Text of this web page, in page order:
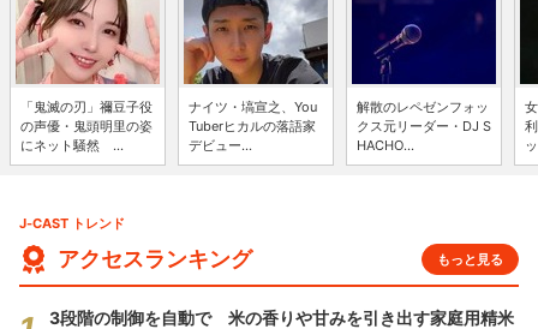
「鬼滅の刃」禰豆子役
の声優・鬼頭明里の姿
にネット騒然 ...
ナイツ・塙宣之、You
Tuberヒカルの落語家
デビュー...
解散のレペゼンフォッ
クス元リーダー・DJ S
HACHO...
J-CAST トレンド
アクセスランキング もっと見る
3段階の制御を自動で 米の香りや甘みを引き出す家庭用精米